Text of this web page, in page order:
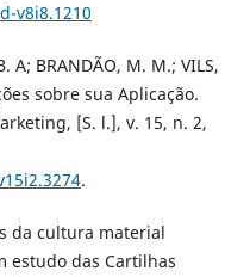
v8i8.1210
A; BRANDÃO, M. M.; VILS,
sobre sua Aplicação.
[S. l.], v. 15, n. 2,
.
da cultura material
estudo das Cartilhas